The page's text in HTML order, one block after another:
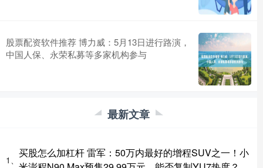
股票配资软件推荐 博力威：5月13日进行路演，
中国人保、永荣私募等多家机构参与
最新文章
1、
买股怎么加杠杆 雷军：50万内最好的增程SUV之一！小